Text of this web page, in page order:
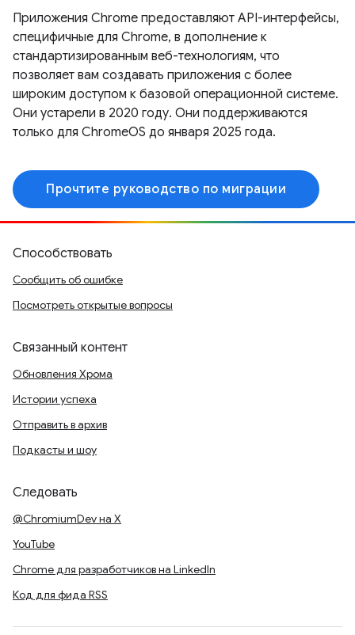
Приложения Chrome предоставляют API-интерфейсы,
специфичные для Chrome, в дополнение к
стандартизированным веб-технологиям, что
позволяет вам создавать приложения с более
широким доступом к базовой операционной системе.
Они устарели в 2020 году. Они поддерживаются
только для ChromeOS до января 2025 года.
Прочтите руководство по миграции
Способствовать
Сообщить об ошибке
Посмотреть открытые вопросы
Связанный контент
Обновления Хрома
Истории успеха
Отправить в архив
Подкасты и шоу
Следовать
@ChromiumDev на X
YouTube
Chrome для разработчиков на LinkedIn
Код для фида RSS